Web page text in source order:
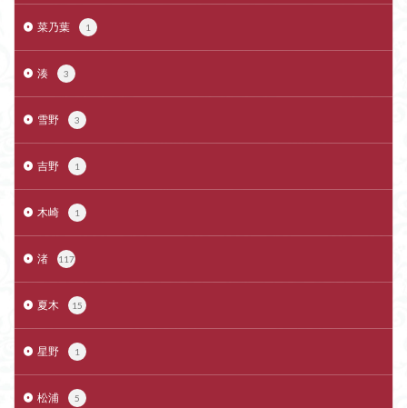
菜乃葉 1
湊 3
雪野 3
吉野 1
木崎 1
渚 117
夏木 15
星野 1
松浦 5